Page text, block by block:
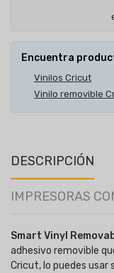
Encuentra
Vinilos Cricut
Vinilo removible
DESCRIPCIÓN
IMPRESORAS
Smart Vinyl
adhesivo removible
Cricut, lo puedes